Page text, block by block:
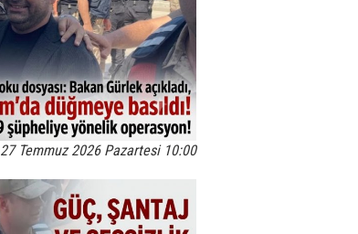
27 Temmuz 2026 Pazartesi 10:00